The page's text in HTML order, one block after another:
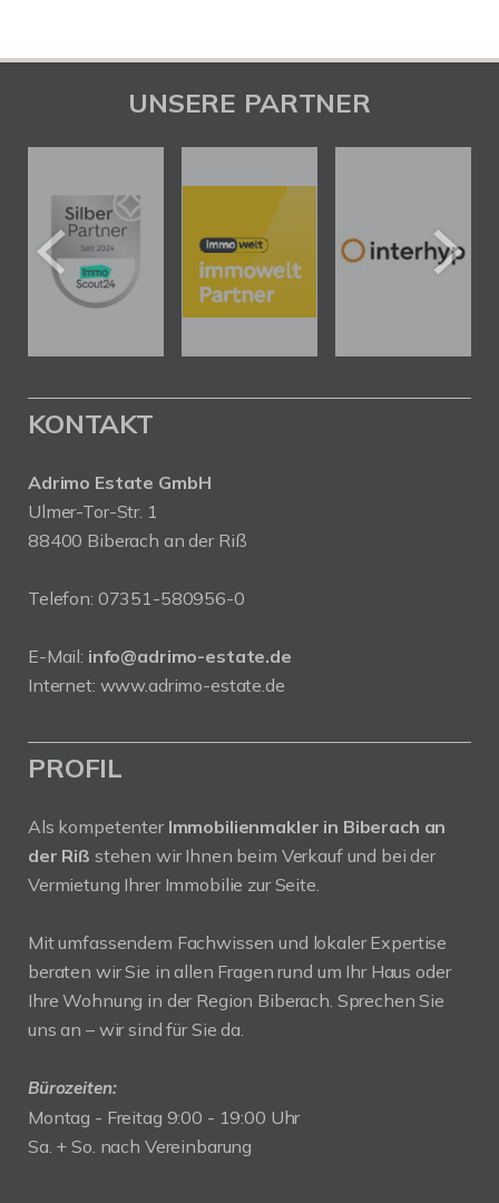
UNSERE PARTNER
KONTAKT
Adrimo Estate GmbH
Ulmer-Tor-Str. 1
88400 Biberach an der Riß
Telefon: 07351-580956-0
E-Mail: info@adrimo-estate.de
Internet: www.adrimo-estate.de
PROFIL
Als kompetenter Immobilienmakler in Biberach an
der Riß stehen wir Ihnen beim Verkauf und bei der
Vermietung Ihrer Immobilie zur Seite.
Mit umfassendem Fachwissen und lokaler Expertise
beraten wir Sie in allen Fragen rund um Ihr Haus oder
Ihre Wohnung in der Region Biberach. Sprechen Sie
uns an – wir sind für Sie da.
Bürozeiten:
Montag - Freitag 9:00 - 19:00 Uhr
Sa. + So. nach Vereinbarung